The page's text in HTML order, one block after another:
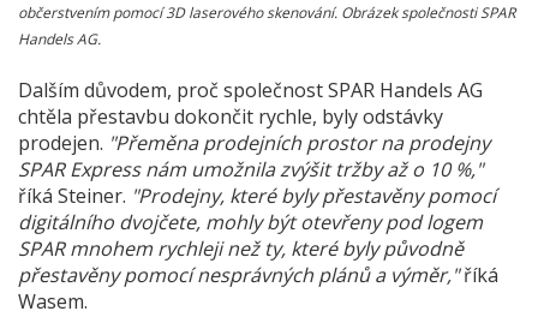
občerstvením pomocí 3D laserového skenování. Obrázek společnosti SPAR
Handels AG.
Dalším důvodem, proč společnost SPAR Handels AG
chtěla přestavbu dokončit rychle, byly odstávky
prodejen. "Přeměna prodejních prostor na prodejny
SPAR Express nám umožnila zvýšit tržby až o 10 %,"
říká Steiner. "Prodejny, které byly přestavěny pomocí
digitálního dvojčete, mohly být otevřeny pod logem
SPAR mnohem rychleji než ty, které byly původně
přestavěny pomocí nesprávných plánů a výměr,"říká
Wasem.